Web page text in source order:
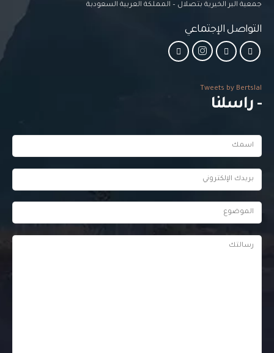
جمعية البر الخيرية بتصلال – المملكة العربية السعودبة
التواصل الإجتماعي
Tweets by Bertslal
- راسلنا